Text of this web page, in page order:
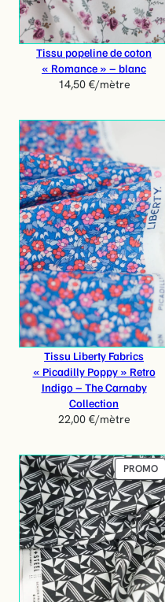
Tissu popeline de coton
« Romance » – blanc
14,50 €/mètre
Tissu Liberty Fabrics
« Picadilly Poppy » Retro
Indigo – The Carnaby
Collection
22,00 €/mètre
PROMOP
R
O
D
U
I
T
E
N